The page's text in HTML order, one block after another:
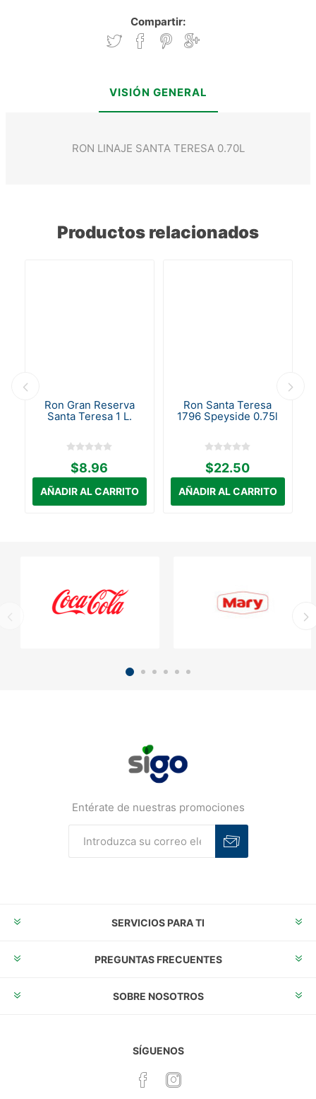
Compartir:
VISIÓN GENERAL
RON LINAJE SANTA TERESA 0.70L
Productos relacionados
Ron Gran Reserva
Santa Teresa 1 L.
$8.96
Ron Santa Teresa
1796 Speyside 0.75l
$22.50
Entérate de nuestras promociones
SERVICIOS PARA TI
PREGUNTAS FRECUENTES
SOBRE NOSOTROS
SÍGUENOS